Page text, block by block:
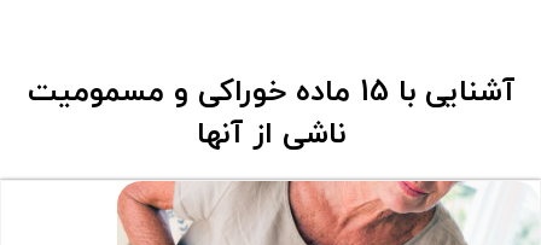
آشنایی با 15 ماده خوراکی و مسمومیت
ناشی از آنها